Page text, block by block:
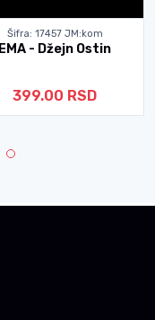
Šifra: 17457 JM:kom
EMA - Džejn Ostin
399.00 RSD